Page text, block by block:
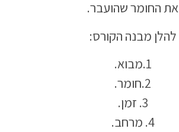
את החומר שהועבר.
להלן מבנה הקורס:
1.מבוא.
2.חומר.
3. זמן.
4. מרחב.